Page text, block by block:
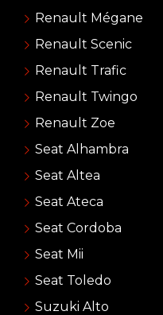
Renault Mégane
Renault Scenic
Renault Trafic
Renault Twingo
Renault Zoe
Seat Alhambra
Seat Altea
Seat Ateca
Seat Cordoba
Seat Mii
Seat Toledo
Suzuki Alto